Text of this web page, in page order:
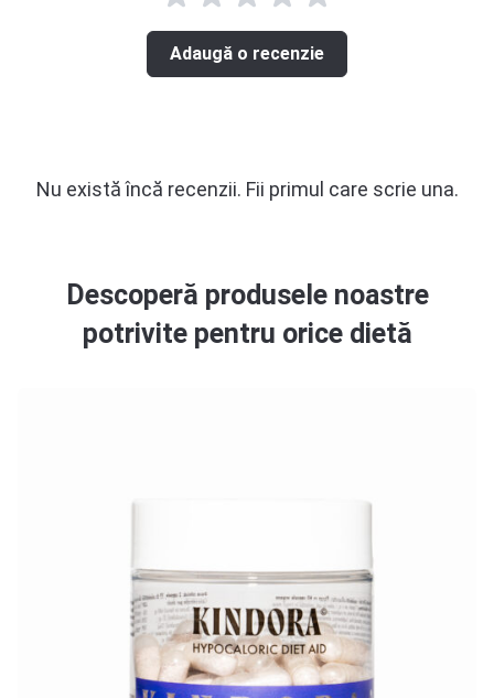
Adaugă o recenzie
Nu există încă recenzii. Fii primul care scrie una.
Descoperă produsele noastre
potrivite pentru orice dietă